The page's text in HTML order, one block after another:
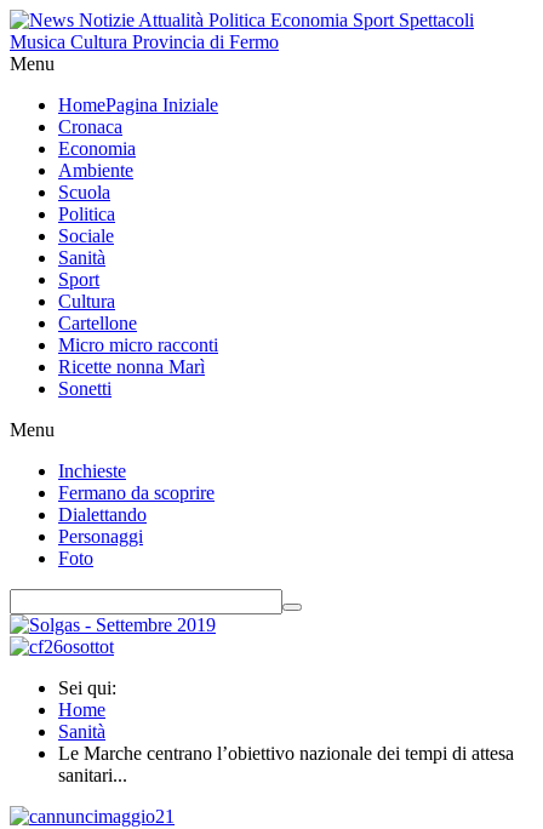
Menu
HomePagina Iniziale
Cronaca
Economia
Ambiente
Scuola
Politica
Sociale
Sanità
Sport
Cultura
Cartellone
Micro micro racconti
Ricette nonna Marì
Sonetti
Menu
Inchieste
Fermano da scoprire
Dialettando
Personaggi
Foto
Sei qui:
Home
Sanità
Le Marche centrano l’obiettivo nazionale dei tempi di attesa
sanitari...